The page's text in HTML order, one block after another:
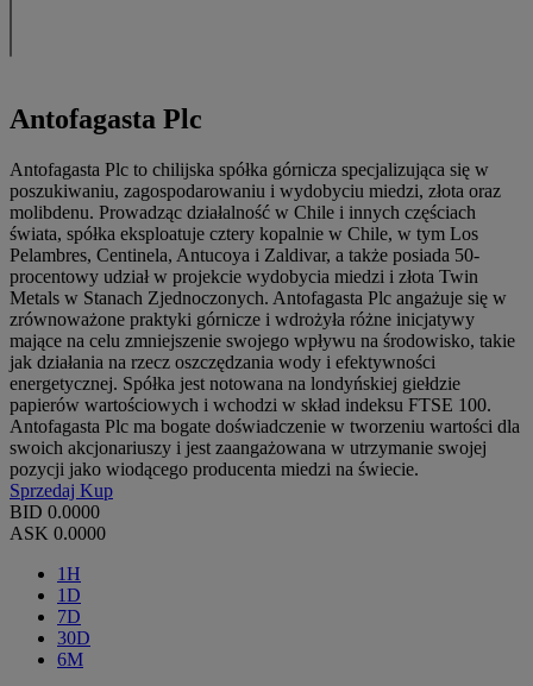
Antofagasta Plc
Antofagasta Plc to chilijska spółka górnicza specjalizująca się w
poszukiwaniu, zagospodarowaniu i wydobyciu miedzi, złota oraz
molibdenu. Prowadząc działalność w Chile i innych częściach
świata, spółka eksploatuje cztery kopalnie w Chile, w tym Los
Pelambres, Centinela, Antucoya i Zaldivar, a także posiada 50-
procentowy udział w projekcie wydobycia miedzi i złota Twin
Metals w Stanach Zjednoczonych. Antofagasta Plc angażuje się w
zrównoważone praktyki górnicze i wdrożyła różne inicjatywy
mające na celu zmniejszenie swojego wpływu na środowisko, takie
jak działania na rzecz oszczędzania wody i efektywności
energetycznej. Spółka jest notowana na londyńskiej giełdzie
papierów wartościowych i wchodzi w skład indeksu FTSE 100.
Antofagasta Plc ma bogate doświadczenie w tworzeniu wartości dla
swoich akcjonariuszy i jest zaangażowana w utrzymanie swojej
pozycji jako wiodącego producenta miedzi na świecie.
Sprzedaj Kup
BID 0.0000
ASK 0.0000
1H
1D
7D
30D
6M